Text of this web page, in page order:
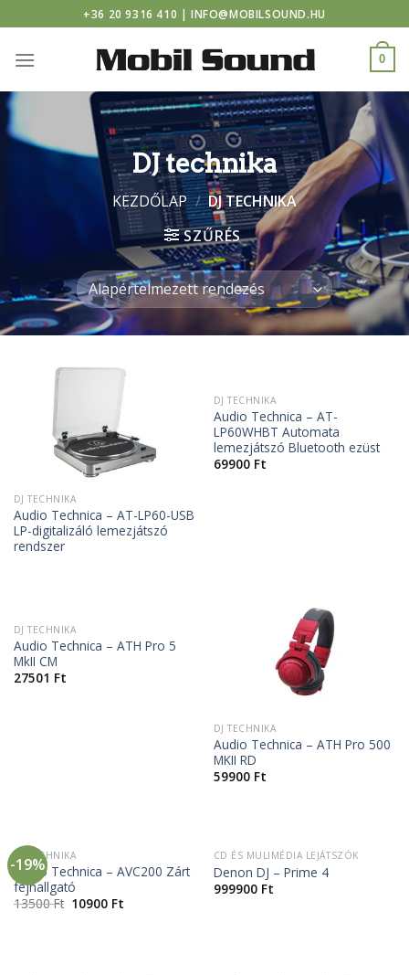
to
content
+36 20 9316 410 | INFO@MOBILSOUND.HU
0
DJ technika
KEZDŐLAP / DJ TECHNIKA
SZŰRÉS
DJ TECHNIKA
Audio Technica – AT-LP60-USB
LP-digitalizáló lemezjátszó
rendszer
DJ TECHNIKA
Audio Technica – AT-
LP60WHBT Automata
lemezjátszó Bluetooth ezüst
69900 Ft
DJ TECHNIKA
Audio Technica – ATH Pro 5
MkII CM
27501 Ft
DJ TECHNIKA
Audio Technica – ATH Pro 500
MKII RD
59900 Ft
-19%
DJ TECHNIKA
Audio Technica – AVC200 Zárt
fejhallgató
13500Ft 10900 Ft
CD ÉS MULIMÉDIA LEJÁTSZÓK
Denon DJ – Prime 4
999900 Ft